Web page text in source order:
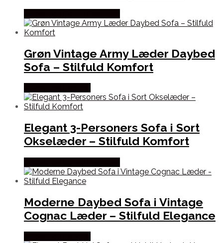
Grøn Vintage Army Læder Daybed
Sofa – Stilfuld Komfort
Elegant 3-Personers Sofa i Sort
Okselæder – Stilfuld Komfort
Moderne Daybed Sofa i Vintage
Cognac Læder – Stilfuld Elegance